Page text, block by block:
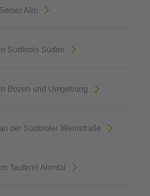
Alm
Südtirols Süden
Bozen und Umgebung
der Südtiroler Weinstraße
Tauferer Ahrntal